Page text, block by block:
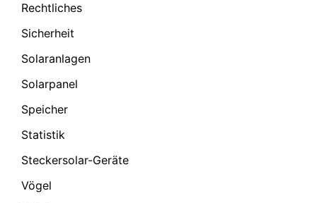
Rechtliches
Sicherheit
Solaranlagen
Solarpanel
Speicher
Statistik
Steckersolar-Geräte
Vögel